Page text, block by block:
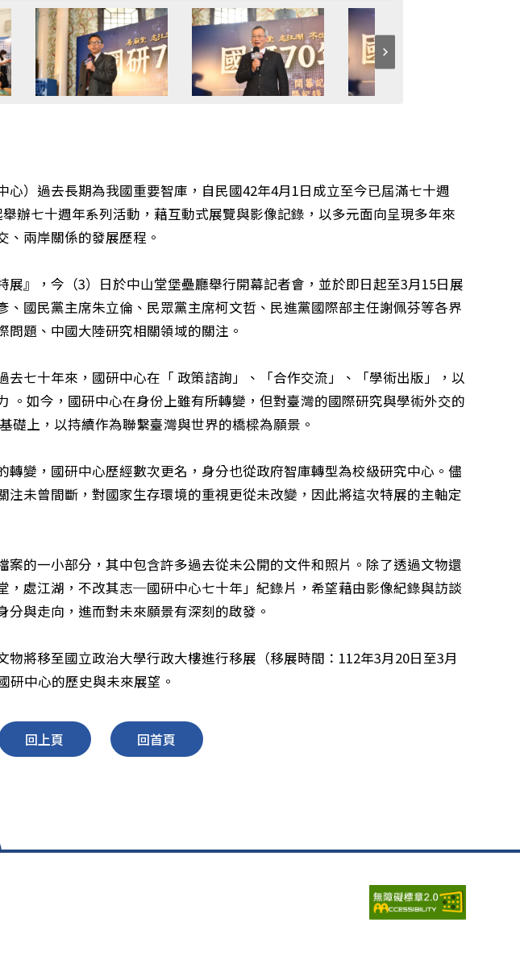
）過去長期為我國重要智庫，自民國42年4月1日成立至今已屆滿七十週
辦七十週年系列活動，藉互動式展覽與影像記錄，以多元面向呈現多年來
兩岸關係的發展歷程。
』，今（3）日於中山堂堡壘廳舉行開幕記者會，並於即日起至3月15日展
國民黨主席朱立倫、民眾黨主席柯文哲、民進黨國際部主任謝佩芬等各界
題、中國大陸研究相關領域的關注。
七十年來，國研中心在「 政策諮詢」、「合作交流」、「學術出版」，以
。如今，國研中心在身份上雖有所轉變，但對臺灣的國際研究與學術外交的
礎上，以持續作為聯繫臺灣與世界的橋樑為願景。
變，國研中心歷經數次更名，身分也從政府智庫轉型為校級研究中心。儘
未曾間斷，對國家生存環境的重視更從未改變，因此將這次特展的主軸定
的一小部分，其中包含許多過去從未公開的文件和照片。除了透過文物還
，處江湖，不改其志─國研中心七十年」紀錄片，希望藉由影像紀錄與訪談
與走向，進而對未來願景有深刻的啟發。
將移至國立政治大學行政大樓進行移展（移展時間：112年3月20日至3月
研中心的歷史與未來展望。
回上頁 回首頁